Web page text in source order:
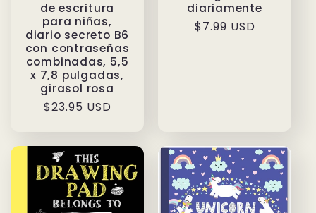
de escritura
para niñas,
diario secreto B6
con contraseñas
combinadas, 5,5
x 7,8 pulgadas,
girasol rosa
Precio
$23.95 USD
diariamente
Precio
$7.99 USD